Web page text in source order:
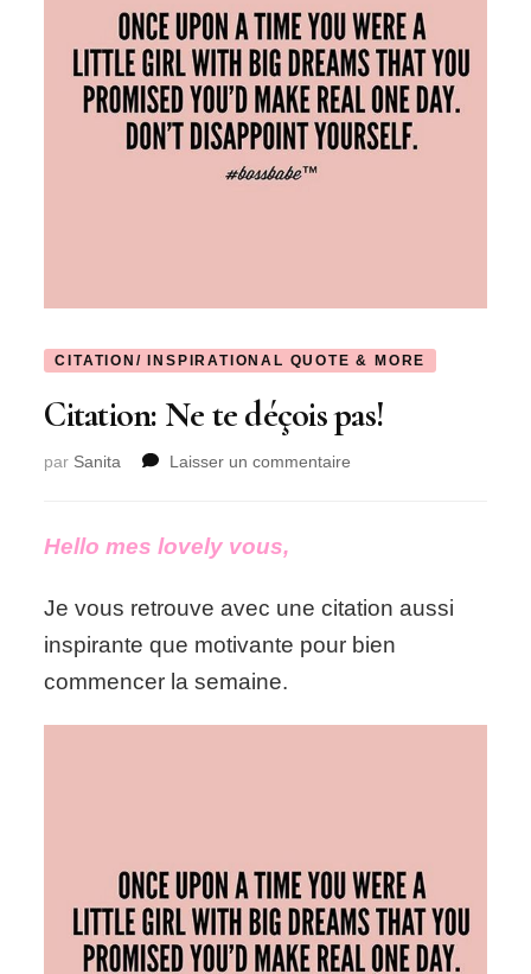
CITATION/ INSPIRATIONAL QUOTE & MORE
Citation: Ne te déçois pas!
par Sanita Laisser un commentaire
Hello mes lovely vous,
Je vous retrouve avec une citation aussi
inspirante que motivante pour bien
commencer la semaine.